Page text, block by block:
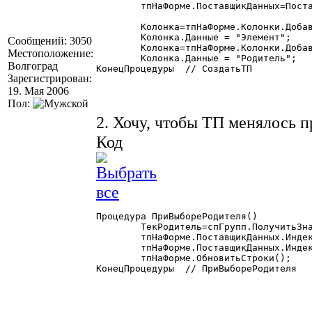
Сообщений: 3050
Местоположение:
Волгоград
Зарегистрирован:
19. Мая 2006
Пол:
КонецПроцедуры	// СоздатьТП
2. Хочу, чтобы ТП менялось
Код
Процедура ПриВыбореРодителя()
КонецПроцедуры	// ПриВыбореРодителя